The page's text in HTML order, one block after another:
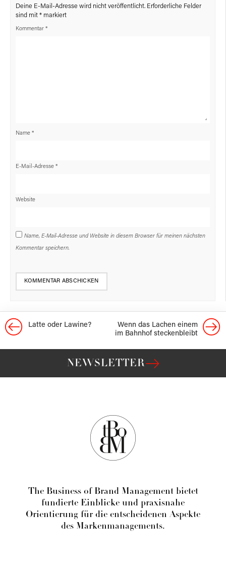
Deine E-Mail-Adresse wird nicht veröffentlicht. Erforderliche Felder
sind mit * markiert
Kommentar *
Name *
E-Mail-Adresse *
Website
Name, E-Mail-Adresse und Website in diesem Browser für meinen nächsten
Kommentar speichern.
Latte oder Lawine?
Wenn das Lachen einem
im Bahnhof steckenbleibt
NEWSLETTER
The Business of Brand Management bietet
fundierte Einblicke und praxisnahe
Orientierung für die entscheidenen Aspekte
des Markenmanagements.